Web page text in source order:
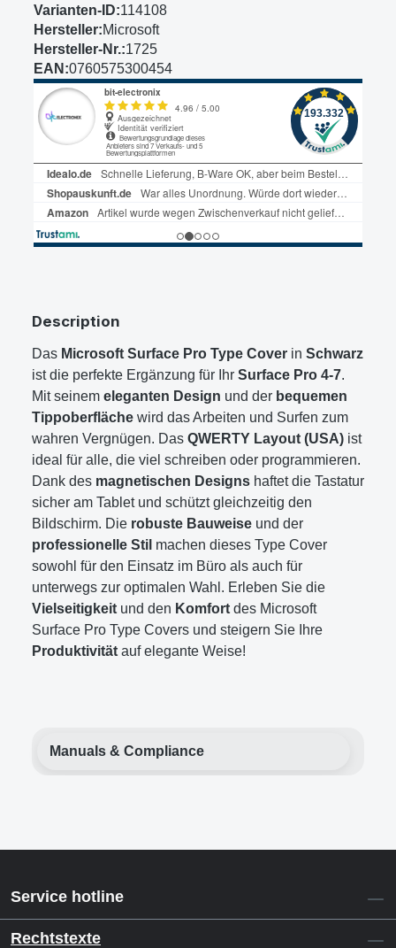
Varianten-ID:114108
Hersteller:Microsoft
Hersteller-Nr.:1725
EAN:0760575300454
Description
Das Microsoft Surface Pro Type Cover in Schwarz
ist die perfekte Ergänzung für Ihr Surface Pro 4-7.
Mit seinem eleganten Design und der bequemen
Tippoberfläche wird das Arbeiten und Surfen zum
wahren Vergnügen. Das QWERTY Layout (USA) ist
ideal für alle, die viel schreiben oder programmieren.
Dank des magnetischen Designs haftet die Tastatur
sicher am Tablet und schützt gleichzeitig den
Bildschirm. Die robuste Bauweise und der
professionelle Stil machen dieses Type Cover
sowohl für den Einsatz im Büro als auch für
unterwegs zur optimalen Wahl. Erleben Sie die
Vielseitigkeit und den Komfort des Microsoft
Surface Pro Type Covers und steigern Sie Ihre
Produktivität auf elegante Weise!
Manuals & Compliance
Service hotline
Rechtstexte